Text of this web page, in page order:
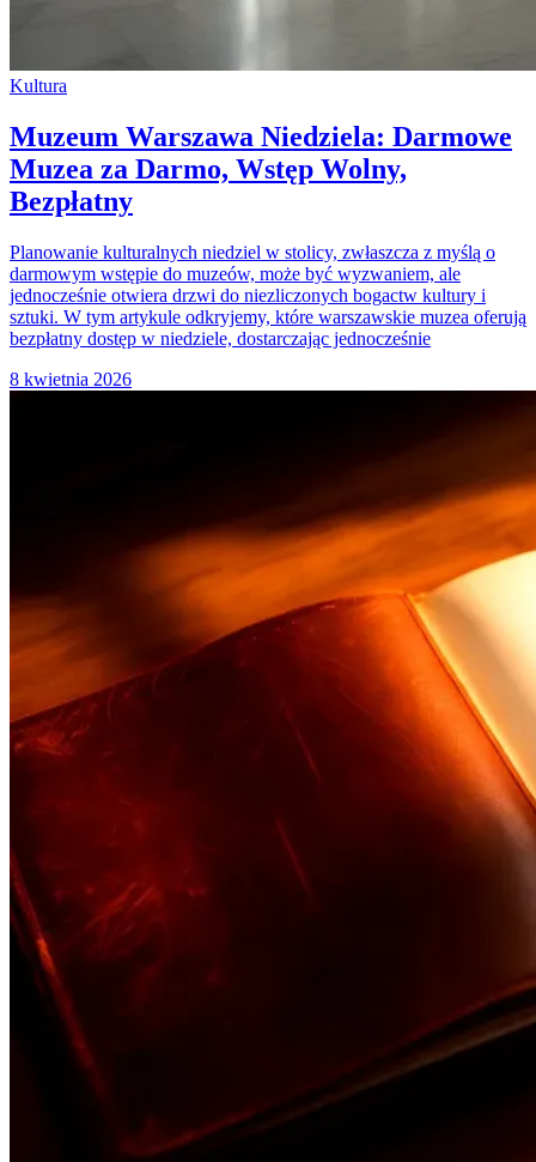
Kultura
Muzeum Warszawa Niedziela: Darmowe
Muzea za Darmo, Wstęp Wolny,
Bezpłatny
Planowanie kulturalnych niedziel w stolicy, zwłaszcza z myślą o
darmowym wstępie do muzeów, może być wyzwaniem, ale
jednocześnie otwiera drzwi do niezliczonych bogactw kultury i
sztuki. W tym artykule odkryjemy, które warszawskie muzea oferują
bezpłatny dostęp w niedziele, dostarczając jednocześnie
8 kwietnia 2026